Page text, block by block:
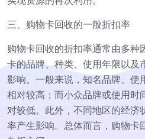
三、购物卡回收的一般折扣率
购物卡回收的折扣率通常由多种
卡的品牌、种类、使用年限以及
影响。一般来说，知名品牌、使
相对较高；而小众品牌或使用时
对较低。此外，不同地区的经济
率产生影响。总体而言，购物卡